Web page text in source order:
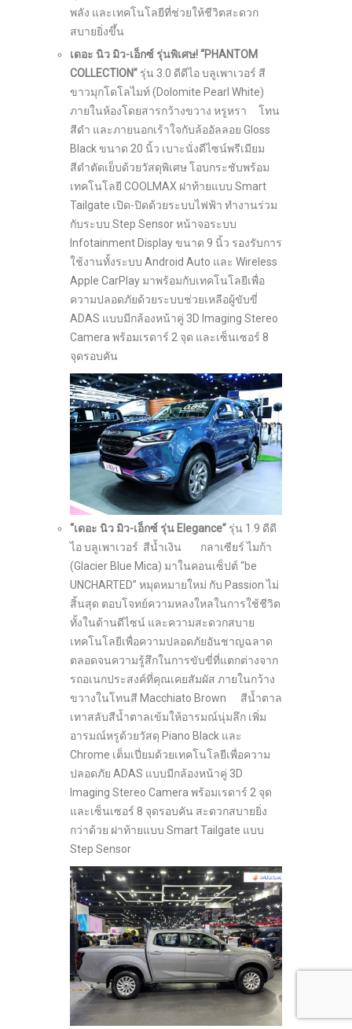
พลัง และเทคโนโลยีที่ช่วยให้ชีวิตสะดวก
สบายยิ่งขึ้น
เดอะ นิว มิว-เอ็กซ์ รุ่นพิเศษ! “PHANTOM
COLLECTION” รุ่น 3.0 ดีดีไอ บลูเพาเวอร์ สี
ขาวมุกโดโลไมท์ (Dolomite Pearl White)
ภายในห้องโดยสารกว้างขวาง หรูหรา โทน
สีดำ และภายนอกเร้าใจกับล้ออัลลอย Gloss
Black ขนาด 20 นิ้ว เบาะนั่งดีไซน์พรีเมียม
สีดำตัดเย็บด้วยวัสดุพิเศษ โอบกระชับพร้อม
เทคโนโลยี COOLMAX ฝาท้ายแบบ Smart
Tailgate เปิด-ปิดด้วยระบบไฟฟ้า ทำงานร่วม
กับระบบ Step Sensor หน้าจอระบบ
Infotainment Display ขนาด 9 นิ้ว รองรับการ
ใช้งานทั้งระบบ Android Auto และ Wireless
Apple CarPlay มาพร้อมกับเทคโนโลยีเพื่อ
ความปลอดภัยด้วยระบบช่วยเหลือผู้ขับขี่
ADAS แบบมีกล้องหน้าคู่ 3D Imaging Stereo
Camera พร้อมเรดาร์ 2 จุด และเซ็นเซอร์ 8
จุดรอบคัน
“เดอะ นิว มิว-เอ็กซ์ รุ่น Elegance” รุ่น 1.9 ดีดี
ไอ บลูเพาเวอร์ สีน้ำเงิน กลาเซียร์ ไมก้า
(Glacier Blue Mica) มาในคอนเซ็ปต์ “be
UNCHARTED” หมุดหมายใหม่ กับ Passion ไม่
สิ้นสุด ตอบโจทย์ความหลงใหลในการใช้ชีวิต
ทั้งในด้านดีไซน์ และความสะดวกสบาย
เทคโนโลยีเพื่อความปลอดภัยอันชาญฉลาด
ตลอดจนความรู้สึกในการขับขี่ที่แตกต่างจาก
รถอเนกประสงค์ที่คุณเคยสัมผัส ภายในกว้าง
ขวางในโทนสี Macchiato Brown สีน้ำตาล
เทาสลับสีน้ำตาลเข้มให้อารมณ์นุ่มลึก เพิ่ม
อารมณ์หรูด้วยวัสดุ Piano Black และ
Chrome เต็มเปี่ยมด้วยเทคโนโลยีเพื่อความ
ปลอดภัย ADAS แบบมีกล้องหน้าคู่ 3D
Imaging Stereo Camera พร้อมเรดาร์ 2 จุด
และเซ็นเซอร์ 8 จุดรอบคัน สะดวกสบายยิ่ง
กว่าด้วย ฝาท้ายแบบ Smart Tailgate แบบ
Step Sensor